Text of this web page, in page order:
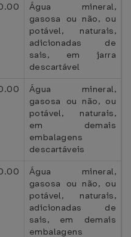
Água mineral,
gasosa ou não, ou
potável, naturais,
adicionadas de
sais, em jarra
descartável
Água mineral,
gasosa ou não, ou
potável, naturais,
em demais
embalagens
descartáveis
Água mineral,
gasosa ou não, ou
potável, naturais,
adicionadas de
sais, em demais
embalagens